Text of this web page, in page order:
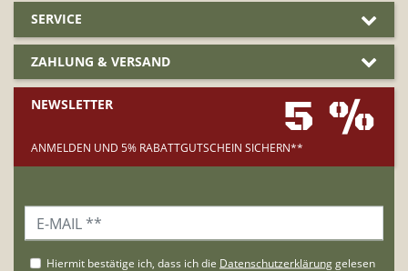
SERVICE
ZAHLUNG & VERSAND
NEWSLETTER 5 %
ANMELDEN UND 5% RABATTGUTSCHEIN SICHERN**